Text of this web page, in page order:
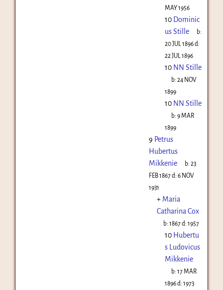
MAY 1956
10 Dominic
us Stille
b:
20 JUL 1896d:
22 JUL 1896
10 NN Stille
b:24 NOV
1899
10 NN Stille
b:9 MAR
1899
9 Petrus
Hubertus
Mikkenie
b:23
FEB 1867d: 6 NOV
1931
+ Maria
Catharina Cox
b:1867d:1957
10 Hubertu
s Ludovicus
Mikkenie
b:17 MAR
1896d: 1973